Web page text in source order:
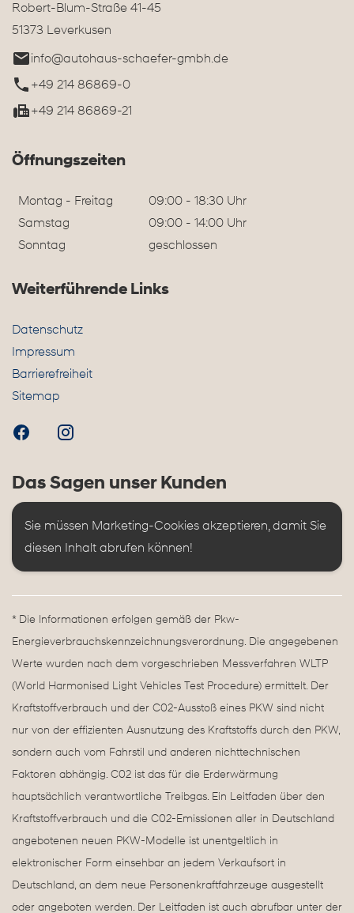
Robert-Blum-Straße 41-45
51373 Leverkusen
info@autohaus-schaefer-gmbh.de
+49 214 86869-0
+49 214 86869-21
Öffnungszeiten
Montag - Freitag
09:00 - 18:30 Uhr
Samstag
09:00 - 14:00 Uhr
Sonntag
geschlossen
Weiterführende Links
Datenschutz
Impressum
Barrierefreiheit
Sitemap
Das Sagen unser Kunden
Sie müssen Marketing-Cookies akzeptieren, damit Sie
diesen Inhalt abrufen können!
* Die Informationen erfolgen gemäß der Pkw-
Energieverbrauchskennzeichnungsverordnung. Die angegebenen
Werte wurden nach dem vorgeschrieben Messverfahren WLTP
(World Harmonised Light Vehicles Test Procedure) ermittelt. Der
Kraftstoffverbrauch und der C02-Ausstoß eines PKW sind nicht
nur von der effizienten Ausnutzung des Kraftstoffs durch den PKW,
sondern auch vom Fahrstil und anderen nichttechnischen
Faktoren abhängig. C02 ist das für die Erderwärmung
hauptsächlich verantwortliche Treibgas. Ein Leitfaden über den
Kraftstoffverbrauch und die C02-Emissionen aller in Deutschland
angebotenen neuen PKW-Modelle ist unentgeltlich in
elektronischer Form einsehbar an jedem Verkaufsort in
Deutschland, an dem neue Personenkraftfahrzeuge ausgestellt
oder angeboten werden. Der Leitfaden ist auch abrufbar unter der